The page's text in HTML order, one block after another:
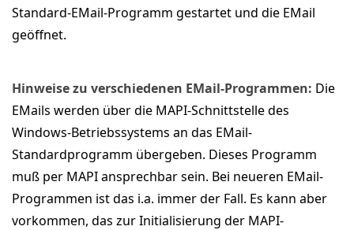
Standard-EMail-Programm gestartet und die EMail
geöffnet.
Hinweise zu verschiedenen EMail-Programmen: Die
EMails werden über die MAPI-Schnittstelle des
Windows-Betriebssystems an das EMail-
Standardprogramm übergeben. Dieses Programm
muß per MAPI ansprechbar sein. Bei neueren EMail-
Programmen ist das i.a. immer der Fall. Es kann aber
vorkommen, das zur Initialisierung der MAPI-